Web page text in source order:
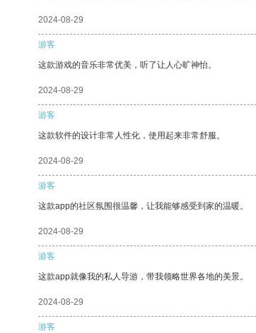
2024-08-29
游客
这款游戏的音乐非常优美，听了让人心旷神怡。
2024-08-29
游客
这款软件的设计非常人性化，使用起来非常舒服。
2024-08-29
游客
这款app的社区氛围很温馨，让我能够感受到家的温暖。
2024-08-29
游客
这款app就像我的私人导游，带我领略世界各地的美景。
2024-08-29
游客